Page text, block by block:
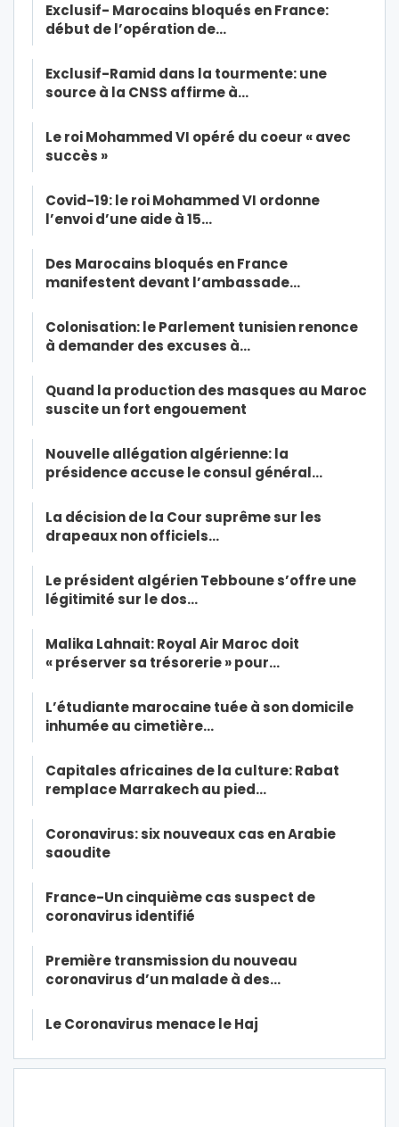
Exclusif- Marocains bloqués en France:
début de l’opération de…
Exclusif-Ramid dans la tourmente: une
source à la CNSS affirme à…
Le roi Mohammed VI opéré du coeur « avec
succès »
Covid-19: le roi Mohammed VI ordonne
l’envoi d’une aide à 15…
Des Marocains bloqués en France
manifestent devant l’ambassade…
Colonisation: le Parlement tunisien renonce
à demander des excuses à…
Quand la production des masques au Maroc
suscite un fort engouement
Nouvelle allégation algérienne: la
présidence accuse le consul général…
La décision de la Cour suprême sur les
drapeaux non officiels…
Le président algérien Tebboune s’offre une
légitimité sur le dos…
Malika Lahnait: Royal Air Maroc doit
« préserver sa trésorerie » pour…
L’étudiante marocaine tuée à son domicile
inhumée au cimetière…
Capitales africaines de la culture: Rabat
remplace Marrakech au pied…
Coronavirus: six nouveaux cas en Arabie
saoudite
France-Un cinquième cas suspect de
coronavirus identifié
Première transmission du nouveau
coronavirus d’un malade à des…
Le Coronavirus menace le Haj